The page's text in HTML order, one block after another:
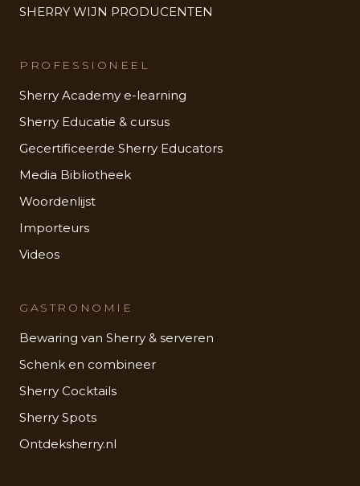
SHERRY WIJN PRODUCENTEN
PROFESSIONEEL
Sherry Academy e-learning
Sherry Educatie & cursus
Gecertificeerde Sherry Educators
Media Bibliotheek
Woordenlijst
Importeurs
Videos
GASTRONOMIE
Bewaring van Sherry & serveren
Schenk en combineer
Sherry Cocktails
Sherry Spots
Ontdeksherry.nl